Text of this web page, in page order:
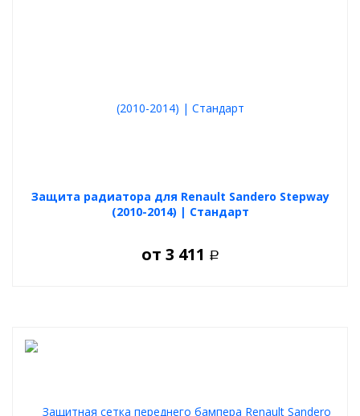
Защита радиатора для Renault Sandero Stepway
(2010-2014) | Стандарт
от 3 411 Р